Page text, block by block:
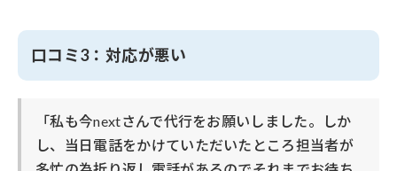
口コミ3：対応が悪い
「私も今nextさんで代行をお願いしました。しか
し、当日電話をかけていただいたところ担当者が